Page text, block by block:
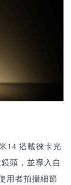
14 搭載徠卡光
頭，並導入自
用者拍攝細節